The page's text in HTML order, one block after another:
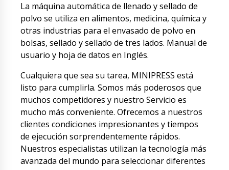
La máquina automática de llenado y sellado de
polvo se utiliza en alimentos, medicina, química y
otras industrias para el envasado de polvo en
bolsas, sellado y sellado de tres lados. Manual de
usuario y hoja de datos en Inglés.
Cualquiera que sea su tarea, MINIPRESS está
listo para cumplirla. Somos más poderosos que
muchos competidores y nuestro Servicio es
mucho más conveniente. Ofrecemos a nuestros
clientes condiciones impresionantes y tiempos
de ejecución sorprendentemente rápidos.
Nuestros especialistas utilizan la tecnología más
avanzada del mundo para seleccionar diferentes